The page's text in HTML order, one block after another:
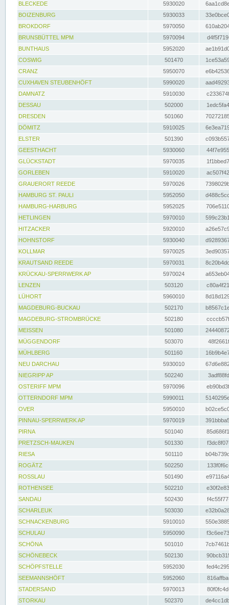
BLECKEDE
5930020
BOIZENBURG
5930033
BROKDORF
5970050
BRUNSBÜTTEL MPM
5970094
BUNTHAUS
5952020
COSWIG
501470
CRANZ
5950070
CUXHAVEN STEUBENHÖFT
5990020
DAMNATZ
5910030
DESSAU
502000
DRESDEN
501060
DÖMITZ
5910025
ELSTER
501390
GEESTHACHT
5930060
GLÜCKSTADT
5970035
GORLEBEN
5910020
GRAUERORT REEDE
5970026
HAMBURG ST. PAULI
5952050
HAMBURG-HARBURG
5952025
HETLINGEN
5970010
HITZACKER
5920010
HOHNSTORF
5930040
KOLLMAR
5970025
KRAUTSAND REEDE
5970031
KRÜCKAU-SPERRWERK AP
5970024
LENZEN
503120
LÜHORT
5960010
MAGDEBURG-BUCKAU
502170
MAGDEBURG-STROMBRÜCKE
502180
MEISSEN
501080
MÜGGENDORF
503070
MÜHLBERG
501160
NEU DARCHAU
5930010
NIEGRIPP AP
502240
OSTERIFF MPM
5970096
OTTERNDORF MPM
5990011
OVER
5950010
PINNAU-SPERRWERK AP
5970019
PIRNA
501040
PRETZSCH-MAUKEN
501330
RIESA
501110
ROGÄTZ
502250
ROSSLAU
501490
ROTHENSEE
502210
SANDAU
502430
SCHARLEUK
503030
SCHNACKENBURG
5910010
SCHULAU
5950090
SCHÖNA
501010
SCHÖNEBECK
502130
SCHÖPFSTELLE
5952030
SEEMANNSHÖFT
5952060
STADERSAND
5970013
STORKAU
502370